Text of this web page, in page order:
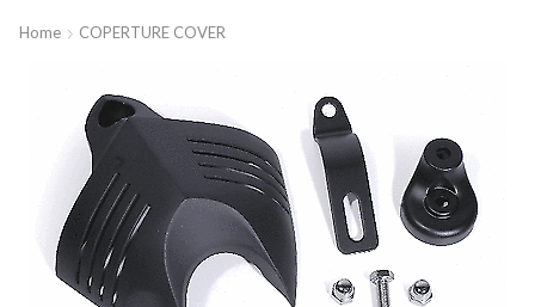
Home COPERTURE COVER